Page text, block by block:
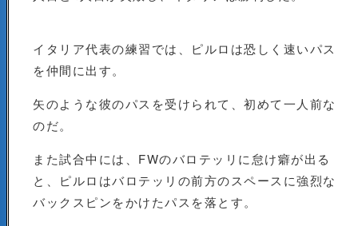
イタリア代表の練習では、ピルロは恐しく速いパス
を仲間に出す。
矢のような彼のパスを受けられて、初めて一人前な
のだ。
また試合中には、FWのバロテッリに怠け癖が出る
と、ピルロはバロテッリの前方のスペースに強烈な
バックスピンをかけたパスを落とす。